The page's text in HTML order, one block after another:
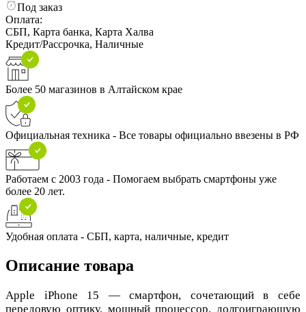
Под заказ
Оплата:
СБП, Карта банка, Карта Халва
Кредит/Рассрочка, Наличные
Более 50 магазинов в Алтайском крае
Официальная техника - Все товары официально ввезены в РФ
Работаем с 2003 года - Помогаем выбрать смартфоны уже
более 20 лет.
Удобная оплата - СБП, карта, наличные, кредит
Описание товара
Apple iPhone 15 — смартфон, сочетающий в себе
передовую оптику, мощный процессор, долгоиграющую